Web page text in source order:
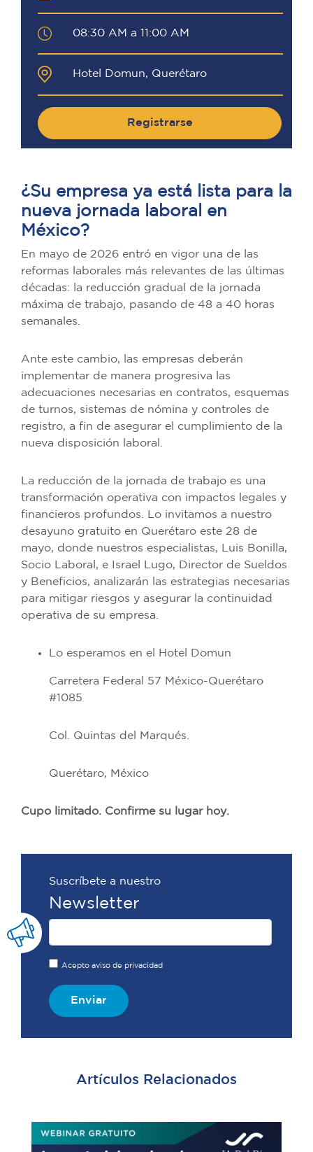
08:30 AM a 11:00 AM
Hotel Domun, Querétaro
Registrarse
¿Su empresa ya está lista para la
nueva jornada laboral en
México?
En mayo de 2026 entró en vigor una de las
reformas laborales más relevantes de las últimas
décadas: la reducción gradual de la jornada
máxima de trabajo, pasando de 48 a 40 horas
semanales.
Ante este cambio, las empresas deberán
implementar de manera progresiva las
adecuaciones necesarias en contratos, esquemas
de turnos, sistemas de nómina y controles de
registro, a fin de asegurar el cumplimiento de la
nueva disposición laboral.
La reducción de la jornada de trabajo es una
transformación operativa con impactos legales y
financieros profundos. Lo invitamos a nuestro
desayuno gratuito en Querétaro este 28 de
mayo, donde nuestros especialistas, Luis Bonilla,
Socio Laboral, e Israel Lugo, Director de Sueldos
y Beneficios, analizarán las estrategias necesarias
para mitigar riesgos y asegurar la continuidad
operativa de su empresa.
Lo esperamos en el Hotel Domun
Carretera Federal 57 México-Querétaro
#1085
Col. Quintas del Marqués.
Querétaro, México
Cupo limitado. Confirme su lugar hoy.
Suscríbete a nuestro
Newsletter
Acepto aviso de privacidad
Enviar
Artículos Relacionados